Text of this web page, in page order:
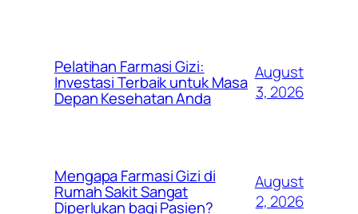
Pelatihan Farmasi Gizi:
Investasi Terbaik untuk Masa
Depan Kesehatan Anda
August
3, 2026
Mengapa Farmasi Gizi di
Rumah Sakit Sangat
Diperlukan bagi Pasien?
August
2, 2026